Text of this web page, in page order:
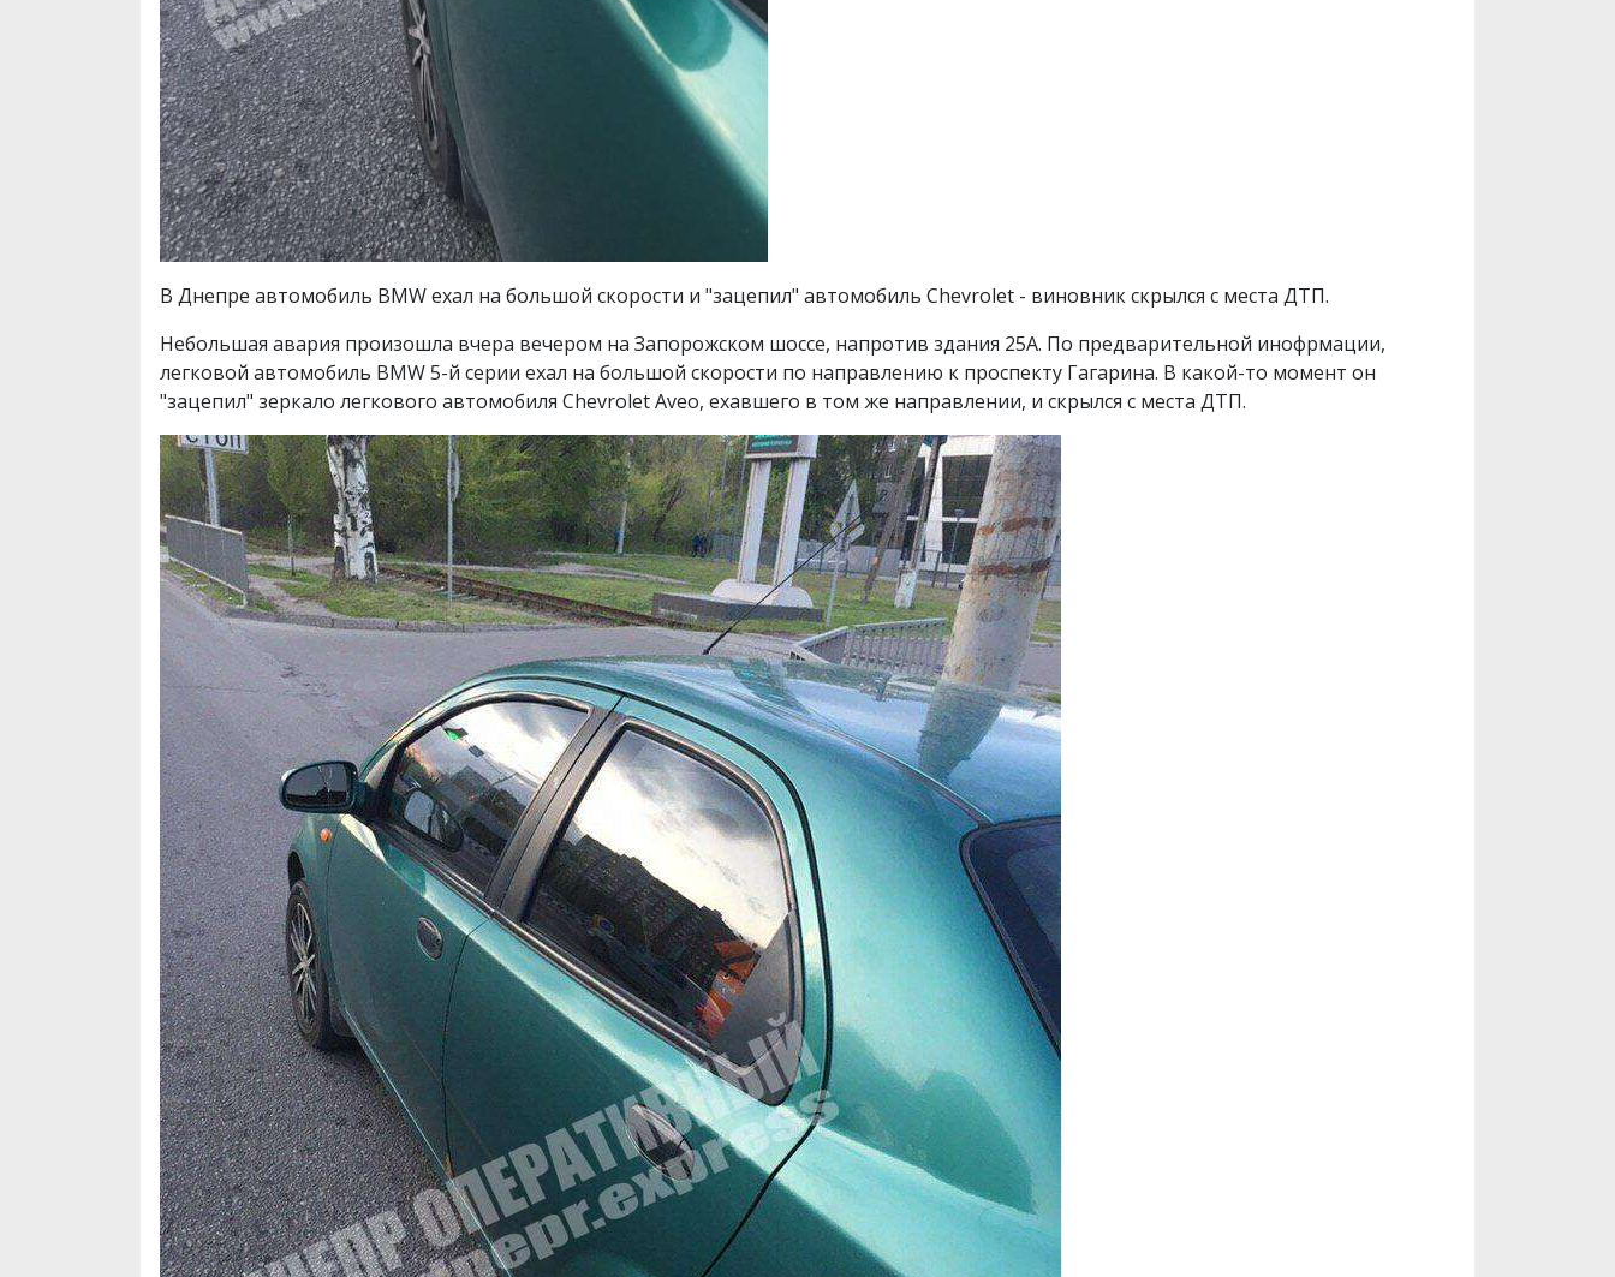
В Днепре автомобиль BMW ехал на большой скорости и "зацепил" автомобиль Chevrolet - виновник скрылся с места ДТП.
Небольшая авария произошла вчера вечером на Запорожском шоссе, напротив здания 25А. По предварительной инофрмации,
легковой автомобиль BMW 5-й серии ехал на большой скорости по направлению к проспекту Гагарина. В какой-то момент он
"зацепил" зеркало легкового автомобиля Chevrolet Aveo, ехавшего в том же направлении, и скрылся с места ДТП.